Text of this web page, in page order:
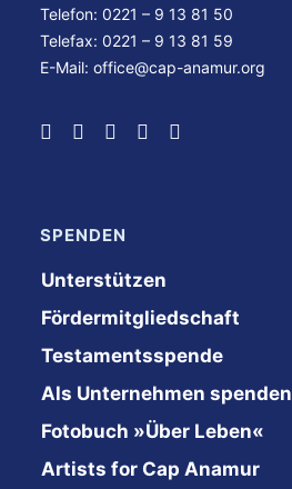
Telefon: 0221 – 9 13 81 50
Telefax: 0221 – 9 13 81 59
E-Mail: office@cap-anamur.org
SPENDEN
Unterstützen
Fördermitgliedschaft
Testamentsspende
Als Unternehmen spenden
Fotobuch »Über Leben«
Artists for Cap Anamur